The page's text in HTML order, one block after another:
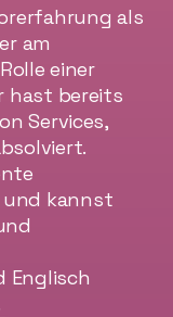
als
am
einer
hast bereits
Services,
kannst
Englisch